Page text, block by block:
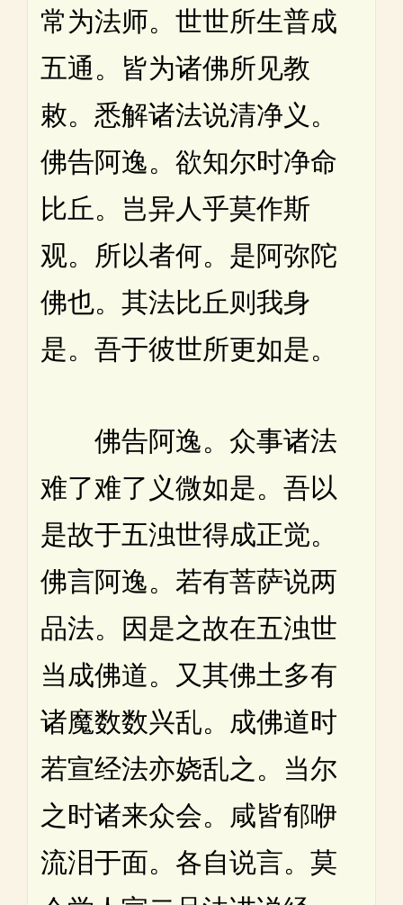
常为法师。世世所生普成
五通。皆为诸佛所见教
敕。悉解诸法说清净义。
佛告阿逸。欲知尔时净命
比丘。岂异人乎莫作斯
观。所以者何。是阿弥陀
佛也。其法比丘则我身
是。吾于彼世所更如是。
佛告阿逸。众事诸法
难了难了义微如是。吾以
是故于五浊世得成正觉。
佛言阿逸。若有菩萨说两
品法。因是之故在五浊世
当成佛道。又其佛土多有
诸魔数数兴乱。成佛道时
若宣经法亦娆乱之。当尔
之时诸来众会。咸皆郁咿
流泪于面。各自说言。莫